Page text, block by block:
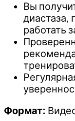
Вы
диастаза,
работать
Формат: